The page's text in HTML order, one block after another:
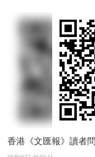
香港《文匯報》讀者